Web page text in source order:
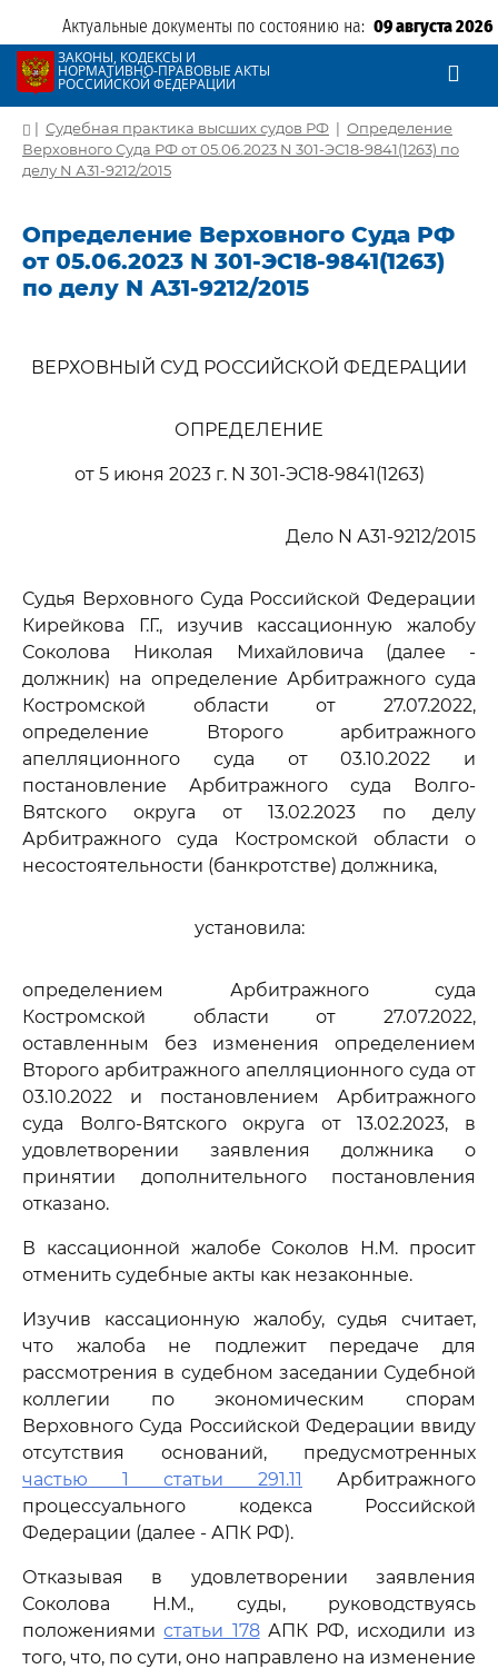
Актуальные документы по состоянию на: 09 августа 2026
ЗАКОНЫ, КОДЕКСЫ И
НОРМАТИВНО-ПРАВОВЫЕ АКТЫ
РОССИЙСКОЙ ФЕДЕРАЦИИ
| Судебная практика высших судов РФ | Определение
Верховного Суда РФ от 05.06.2023 N 301-ЭС18-9841(1263) по
делу N А31-9212/2015
Определение Верховного Суда РФ
от 05.06.2023 N 301-ЭС18-9841(1263)
по делу N А31-9212/2015
ВЕРХОВНЫЙ СУД РОССИЙСКОЙ ФЕДЕРАЦИИ
ОПРЕДЕЛЕНИЕ
от 5 июня 2023 г. N 301-ЭС18-9841(1263)
Дело N А31-9212/2015
Судья Верховного Суда Российской Федерации
Кирейкова Г.Г., изучив кассационную жалобу
Соколова Николая Михайловича (далее -
должник) на определение Арбитражного суда
Костромской области от 27.07.2022,
определение Второго арбитражного
апелляционного суда от 03.10.2022 и
постановление Арбитражного суда Волго-
Вятского округа от 13.02.2023 по делу
Арбитражного суда Костромской области о
несостоятельности (банкротстве) должника,
установила:
определением Арбитражного суда
Костромской области от 27.07.2022,
оставленным без изменения определением
Второго арбитражного апелляционного суда от
03.10.2022 и постановлением Арбитражного
суда Волго-Вятского округа от 13.02.2023, в
удовлетворении заявления должника о
принятии дополнительного постановления
отказано.
В кассационной жалобе Соколов Н.М. просит
отменить судебные акты как незаконные.
Изучив кассационную жалобу, судья считает,
что жалоба не подлежит передаче для
рассмотрения в судебном заседании Судебной
коллегии по экономическим спорам
Верховного Суда Российской Федерации ввиду
отсутствия оснований, предусмотренных
частью 1 статьи 291.11
Арбитражного
процессуального кодекса Российской
Федерации (далее - АПК РФ).
Отказывая в удовлетворении заявления
Соколова Н.М., суды, руководствуясь
положениямистатьи 178АПК РФ, исходили из
того, что, по сути, оно направлено на изменение